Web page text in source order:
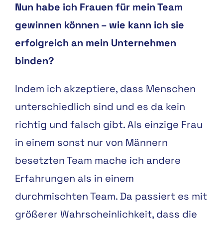
Nun habe ich Frauen für mein Team
gewinnen können – wie kann ich sie
erfolgreich an mein Unternehmen
binden?
Indem ich akzeptiere, dass Menschen
unterschiedlich sind und es da kein
richtig und falsch gibt. Als einzige Frau
in einem sonst nur von Männern
besetzten Team mache ich andere
Erfahrungen als in einem
durchmischten Team. Da passiert es mit
größerer Wahrscheinlichkeit, dass die